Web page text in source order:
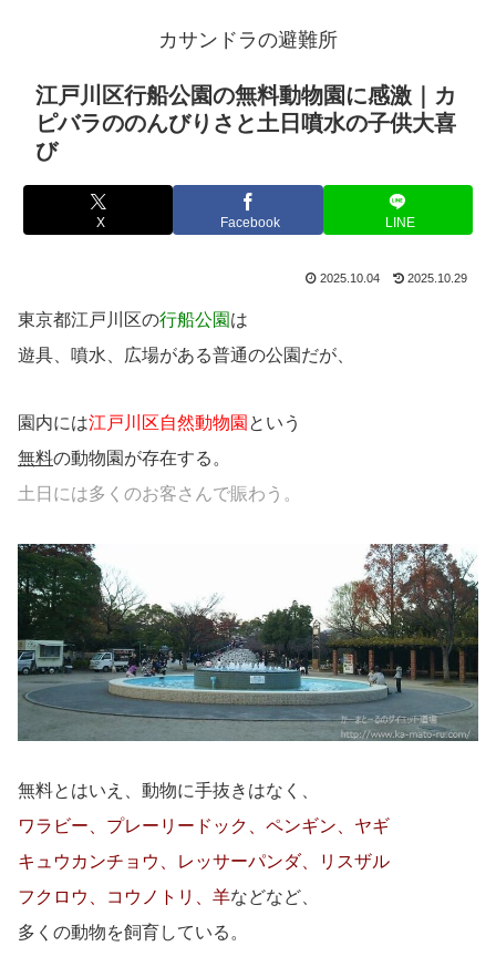
カサンドラの避難所
江戸川区行船公園の無料動物園に感激｜カ
ピバラののんびりさと土日噴水の子供大喜
び
X Facebook LINE
2025.10.04 2025.10.29
東京都江戸川区の行船公園 は
遊具、噴水、広場がある普通の公園だが、
園内には江戸川区自然動物園 という
無料の動物園が存在する。
土日には多くのお客さんで賑わう。
無料とはいえ、動物に手抜きはなく、
ワラビー、プレーリードック、ペンギン、ヤギ
キュウカンチョウ、レッサーパンダ、リスザル
フクロウ、コウノトリ、羊などなど、
多くの動物を飼育している。